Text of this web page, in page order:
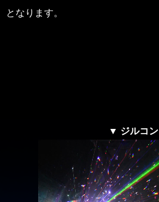
となります。
▼ ジルコン